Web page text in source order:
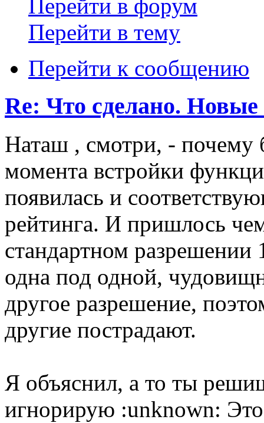
Перейти в форум
Перейти в тему
Перейти к сообщению
Re: Что сделано.
Наташ , смотри, - почему
момента встройки
появилась и
рейтинга. И пришлось
стандартном
одна под одной,
другое разрешение,
другие пострадают.
Я объяснил, а то ты
игнорирую :unknown: Это